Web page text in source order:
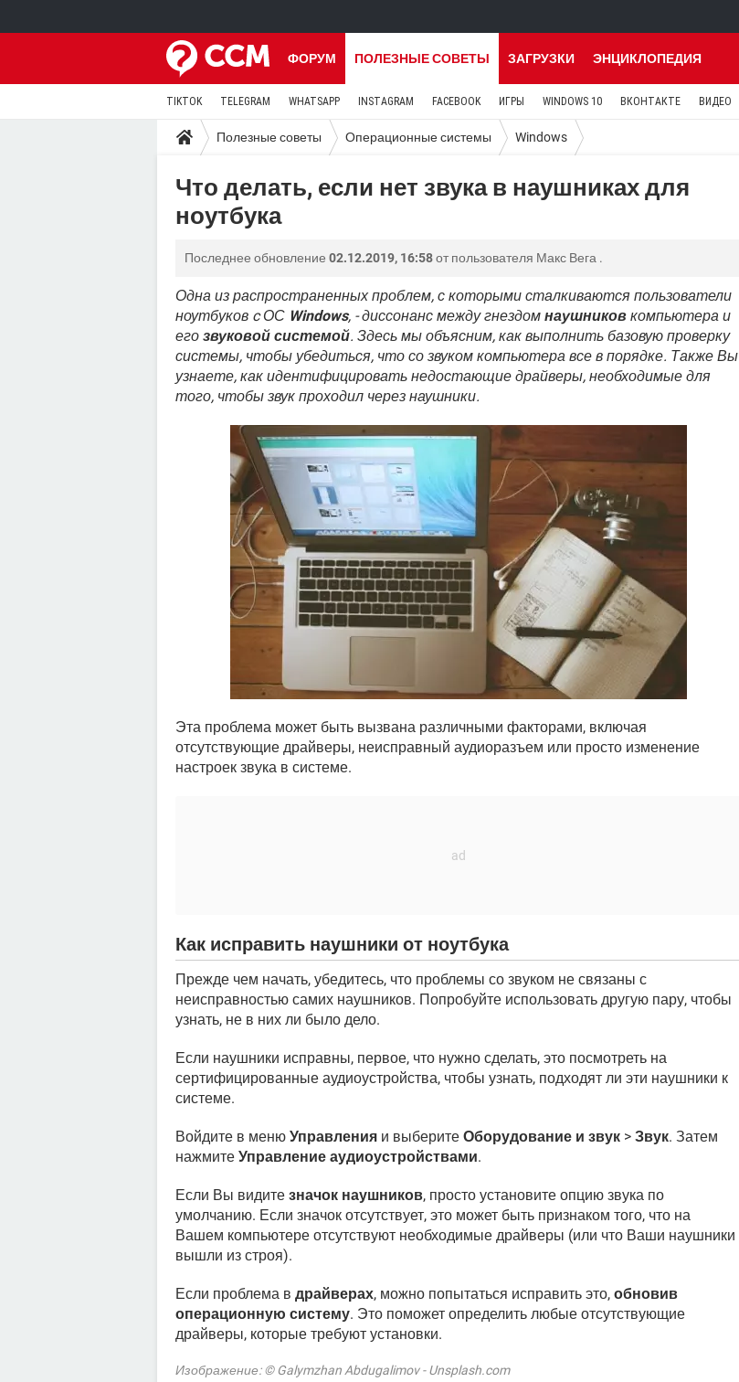
ФОРУМ ПОЛЕЗНЫЕ СОВЕТЫ ЗАГРУЗКИ ЭНЦИКЛОПЕДИЯ
TIKTOK TELEGRAM WHATSAPP INSTAGRAM FACEBOOK ИГРЫ WINDOWS 10 ВКОНТАКТЕ ВИДЕО
Полезные советы Операционные системы Windows
Что делать, если нет звука в наушниках для
ноутбука
Последнее обновление 02.12.2019, 16:58от пользователя Макс Вега .
Одна из распространенных проблем, с которыми сталкиваются пользователи
ноутбуков c ОС Windows, - диссонанс между гнездом наушников компьютера и
его звуковой системой. Здесь мы объясним, как выполнить базовую проверку
системы, чтобы убедиться, что со звуком компьютера все в порядке. Также Вы
узнаете, как идентифицировать недостающие драйверы, необходимые для
того, чтобы звук проходил через наушники.
Эта проблема может быть вызвана различными факторами, включая
отсутствующие драйверы, неисправный аудиоразъем или просто изменение
настроек звука в системе.
Как исправить наушники от ноутбука
Прежде чем начать, убедитесь, что проблемы со звуком не связаны с
неисправностью самих наушников. Попробуйте использовать другую пару, чтобы
узнать, не в них ли было дело.
Если наушники исправны, первое, что нужно сделать, это посмотреть на
сертифицированные аудиоустройства, чтобы узнать, подходят ли эти наушники к
системе.
Войдите в меню Управления и выберите Оборудование и звук > Звук. Затем
нажмите Управление аудиоустройствами.
Если Вы видите значок наушников, просто установите опцию звука по
умолчанию. Если значок отсутствует, это может быть признаком того, что на
Вашем компьютере отсутствуют необходимые драйверы (или что Ваши наушники
вышли из строя).
Если проблема в драйверах, можно попытаться исправить это, обновив
операционную систему. Это поможет определить любые отсутствующие
драйверы, которые требуют установки.
Изображение: © Galymzhan Abdugalimov - Unsplash.com